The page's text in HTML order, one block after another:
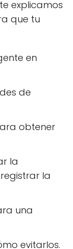
explicamos
que tu
en
de
obtener
la
la
una
evitarlos.